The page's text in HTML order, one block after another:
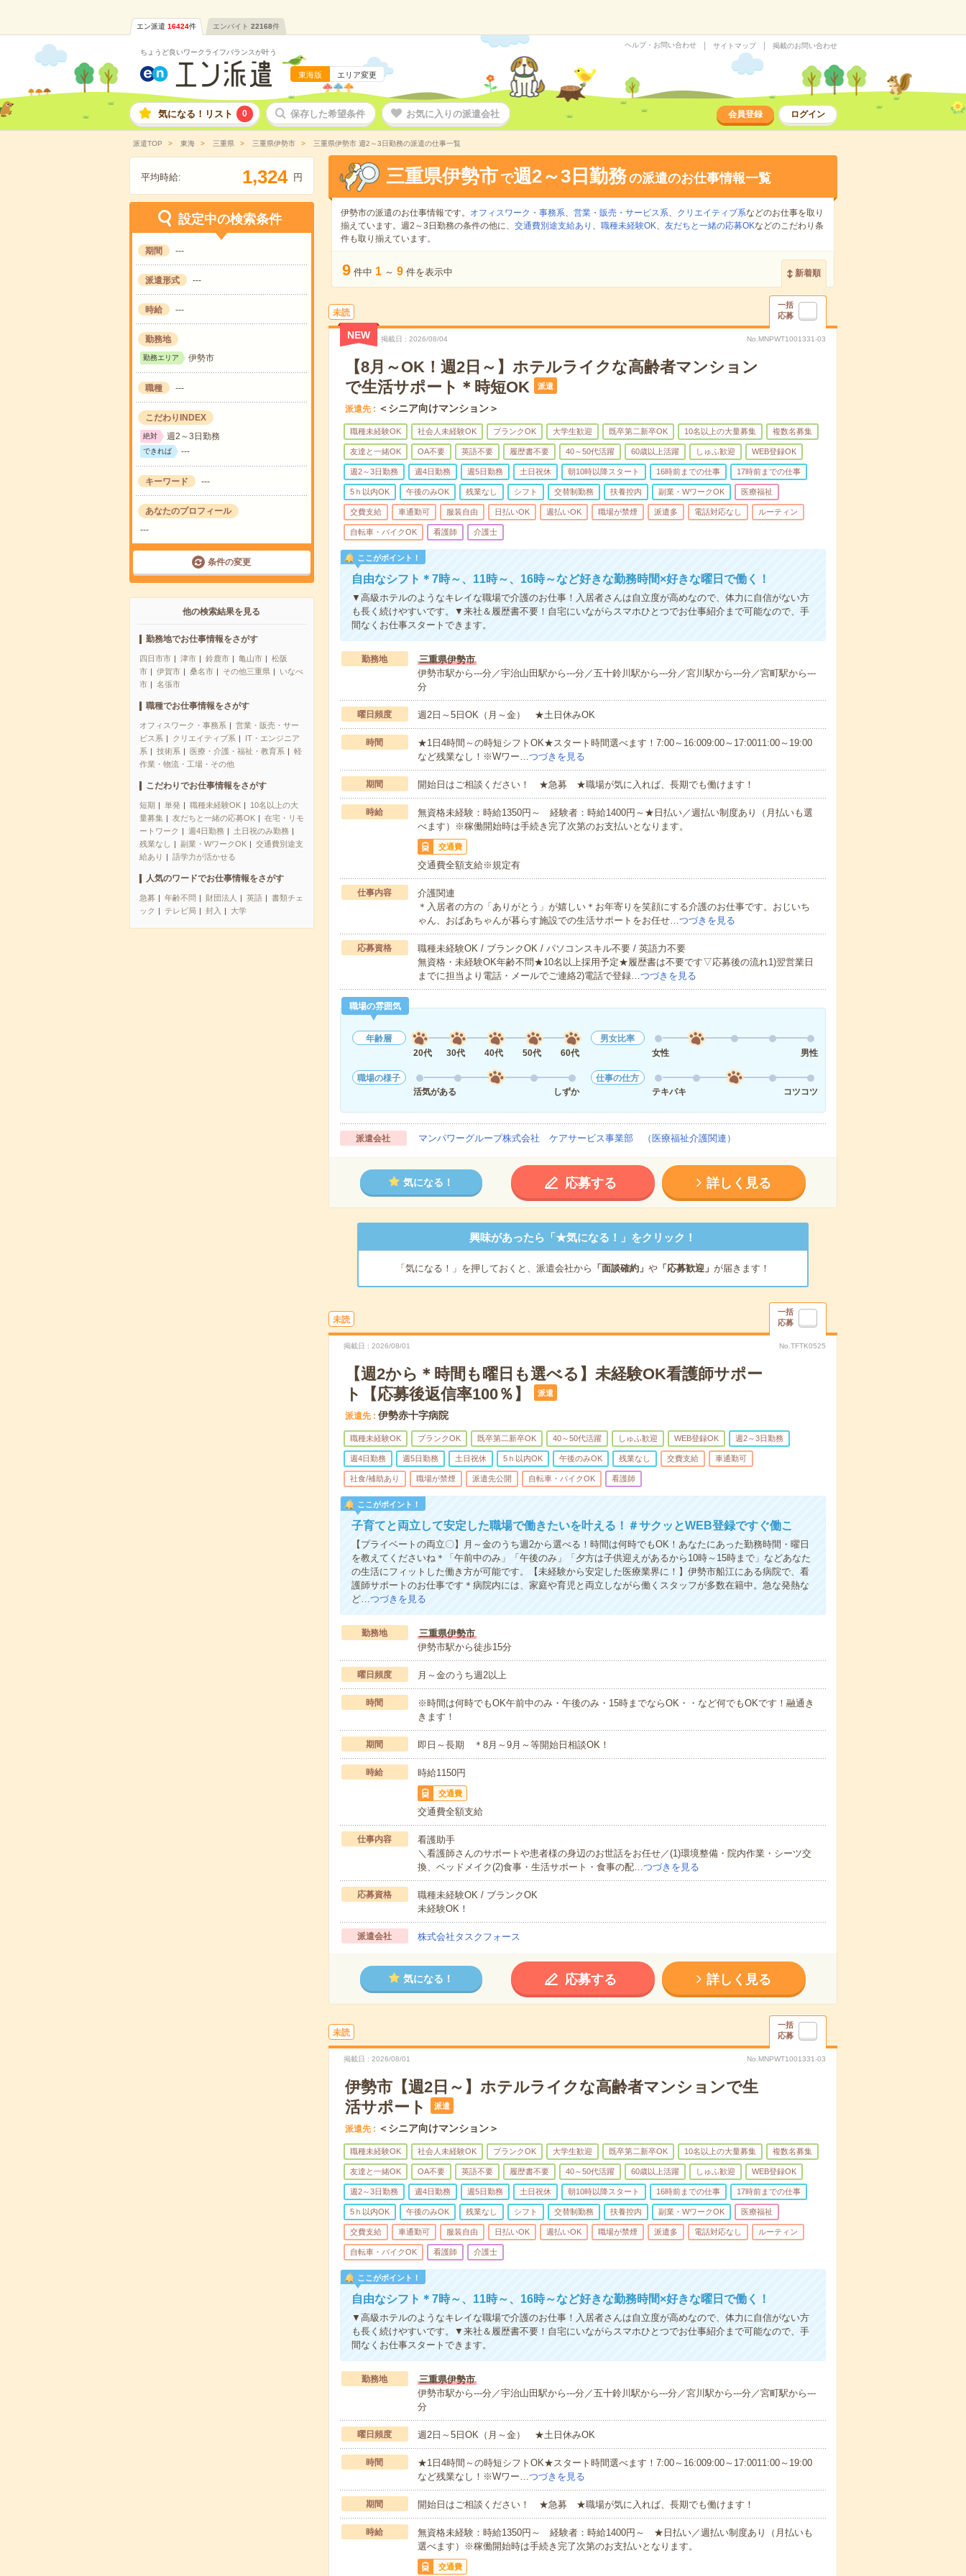
エン派遣 16424件 エンバイト 22168件
ちょうど良いワークライフバランスが叶う
東海版 エリア変更
ヘルプ・お問い合わせ サイトマップ 掲載のお問い合わせ
気になる！リスト 0 保存した希望条件 お気に入りの派遣会社 会員登録 ログイン
派遣TOP 東海 三重県 三重県伊勢市 三重県伊勢市 週2～3日勤務の派遣の仕事一覧
平均時給: 1,324 円
設定中の検索条件
期間 ---
派遣形式 ---
時給 ---
勤務地
勤務エリア 伊勢市
職種 ---
こだわりINDEX
絶対 週2～3日勤務
できれば ---
キーワード ---
あなたのプロフィール
---
条件の変更
他の検索結果を見る
勤務地でお仕事情報をさがす
四日市市 津市 鈴鹿市 亀山市
松阪
市
伊賀市 桑名市 その他三重県
いなべ
市
名張市
職種でお仕事情報をさがす
オフィスワーク・事務系
営業・販売・サー
ビス系
クリエイティブ系
IT・エンジニア
系
技術系 医療・介護・福祉・教育系
軽
作業・物流・工場・その他
こだわりでお仕事情報をさがす
短期 単発 職種未経験OK
10名以上の大
量募集
友だちと一緒の応募OK
在宅・リモ
ートワーク
週4日勤務
土日祝のみ勤務
残業なし
副業・WワークOK
交通費別途支
給あり
語学力が活かせる
人気のワードでお仕事情報をさがす
急募 年齢不問 財団法人 英語
書類チェ
ック
テレビ局 封入 大学
三重県伊勢市 で週2～3日勤務の派遣のお仕事情報一覧
伊勢市の派遣のお仕事情報です。 オフィスワーク・事務系、 営業・販売・サービス系、 クリエイティブ系などのお仕事を取り
揃えています。週2～3日勤務の条件の他に、 交通費別途支給あり 、 職種未経験OK、 友だちと一緒の応募OKなどのこだわり条
件も取り揃えています。
9 件中 1 ～ 9 件を表示中 新着順
未読
一括
応募
NEW 掲載日 2026/08/04 No.MNPWT1001331-03
【8月～OK！週2日～】ホテルライクな高齢者マンション
で生活サポート＊時短OK
派遣
派遣先 ＜シニア向けマンション＞
職種未経験OK 社会人未経験OK ブランクOK 大学生歓迎 既卒第二新卒OK 10名以上の大量募集 複数名募集
友達と一緒OK OA不要 英語不要 履歴書不要 40～50代活躍 60歳以上活躍 しゅふ歓迎 WEB登録OK
週2～3日勤務 週4日勤務 週5日勤務 土日祝休 朝10時以降スタート 16時前までの仕事 17時前までの仕事
5ｈ以内OK 午後のみOK 残業なし シフト 交替制勤務 扶養控内 副業・WワークOK 医療福祉
交費支給 車通勤可 服装自由 日払いOK 週払いOK 職場が禁煙 派遣多 電話対応なし ルーティン
自転車・バイクOK 看護師 介護士
ここがポイント！
自由なシフト＊7時～、11時～、16時～など好きな勤務時間×好きな曜日で働く！
▼高級ホテルのようなキレイな職場で介護のお仕事！入居者さんは自立度が高めなので、体力に自信がない方
も長く続けやすいです。▼来社＆履歴書不要！自宅にいながらスマホひとつでお仕事紹介まで可能なので、手
間なくお仕事スタートできます。
勤務地
三重県伊勢市
伊勢市駅から---分／宇治山田駅から---分／五十鈴川駅から---分／宮川駅から---分／宮町駅から---
分
曜日頻度 週2日～5日OK（月～金） ★土日休みOK
時間
★1日4時間～の時短シフトOK★スタート時間選べます！7:00～16:009:00～17:0011:00～19:00
など残業なし！※Wワー…つづきを見る
期間 開始日はご相談ください！ ★急募 ★職場が気に入れば、長期でも働けます！
時給
無資格未経験：時給1350円～ 経験者：時給1400円～★日払い／週払い制度あり（月払いも選
べます）※稼働開始時は手続き完了次第のお支払いとなります。
交通費
交通費全額支給※規定有
仕事内容
介護関連
＊入居者の方の「ありがとう」が嬉しい＊お年寄りを笑顔にする介護のお仕事です。おじいち
ゃん、おばあちゃんが暮らす施設での生活サポートをお任せ…つづきを見る
応募資格
職種未経験OK / ブランクOK / パソコンスキル不要 / 英語力不要
無資格・未経験OK年齢不問★10名以上採用予定★履歴書は不要です▽応募後の流れ1)翌営業日
までに担当より電話・メールでご連絡2)電話で登録…つづきを見る
職場の雰囲気
年齢層
20代
30代 40代 50代 60代
男女比率
女性
男性
職場の様子
活気がある
しずか
仕事の仕方
テキパキ
コツコツ
派遣会社 マンパワーグループ株式会社 ケアサービス事業部 （医療福祉介護関連）
気になる！ 応募する 詳しく見る
興味があったら「★気になる！」をクリック！
「気になる！」を押しておくと、派遣会社から 「面談確約」 や「応募歓迎」 が届きます！
未読
一括
応募
掲載日 2026/08/01 No.TFTK0525
【週2から＊時間も曜日も選べる】未経験OK看護師サポー
ト【応募後返信率100％】
派遣
派遣先 伊勢赤十字病院
職種未経験OK ブランクOK 既卒第二新卒OK 40～50代活躍 しゅふ歓迎 WEB登録OK 週2～3日勤務
週4日勤務 週5日勤務 土日祝休 5ｈ以内OK 午後のみOK 残業なし 交費支給 車通勤可
社食/補助あり 職場が禁煙 派遣先公開 自転車・バイクOK 看護師
ここがポイント！
子育てと両立して安定した職場で働きたいを叶える！＃サクッとWEB登録ですぐ働こ
【プライベートの両立〇】月～金のうち週2から選べる！時間は何時でもOK！あなたにあった勤務時間・曜日
を教えてくださいね＊「午前中のみ」「午後のみ」「夕方は子供迎えがあるから10時～15時まで」などあなた
の生活にフィットした働き方が可能です。【未経験から安定した医療業界に！】伊勢市船江にある病院で、看
護師サポートのお仕事です＊病院内には、家庭や育児と両立しながら働くスタッフが多数在籍中。急な発熱な
ど…つづきを見る
勤務地
三重県伊勢市
伊勢市駅から徒歩15分
曜日頻度 月～金のうち週2以上
時間
※時間は何時でもOK午前中のみ・午後のみ・15時までならOK・・など何でもOKです！融通き
きます！
期間 即日～長期 ＊8月～9月～等開始日相談OK！
時給 時給1150円
交通費
交通費全額支給
仕事内容
看護助手
＼看護師さんのサポートや患者様の身辺のお世話をお任せ／(1)環境整備・院内作業・シーツ交
換、ベッドメイク(2)食事・生活サポート・食事の配…つづきを見る
応募資格
職種未経験OK / ブランクOK
未経験OK！
派遣会社 株式会社タスクフォース
気になる！ 応募する 詳しく見る
未読
一括
応募
掲載日 2026/08/01 No.MNPWT1001331-03
伊勢市【週2日～】ホテルライクな高齢者マンションで生
活サポート
派遣
派遣先 ＜シニア向けマンション＞
職種未経験OK 社会人未経験OK ブランクOK 大学生歓迎 既卒第二新卒OK 10名以上の大量募集 複数名募集
友達と一緒OK OA不要 英語不要 履歴書不要 40～50代活躍 60歳以上活躍 しゅふ歓迎 WEB登録OK
週2～3日勤務 週4日勤務 週5日勤務 土日祝休 朝10時以降スタート 16時前までの仕事 17時前までの仕事
5ｈ以内OK 午後のみOK 残業なし シフト 交替制勤務 扶養控内 副業・WワークOK 医療福祉
交費支給 車通勤可 服装自由 日払いOK 週払いOK 職場が禁煙 派遣多 電話対応なし ルーティン
自転車・バイクOK 看護師 介護士
ここがポイント！
自由なシフト＊7時～、11時～、16時～など好きな勤務時間×好きな曜日で働く！
▼高級ホテルのようなキレイな職場で介護のお仕事！入居者さんは自立度が高めなので、体力に自信がない方
も長く続けやすいです。▼来社＆履歴書不要！自宅にいながらスマホひとつでお仕事紹介まで可能なので、手
間なくお仕事スタートできます。
勤務地
三重県伊勢市
伊勢市駅から---分／宇治山田駅から---分／五十鈴川駅から---分／宮川駅から---分／宮町駅から---
分
曜日頻度 週2日～5日OK（月～金） ★土日休みOK
時間
★1日4時間～の時短シフトOK★スタート時間選べます！7:00～16:009:00～17:0011:00～19:00
など残業なし！※Wワー…つづきを見る
期間 開始日はご相談ください！ ★急募 ★職場が気に入れば、長期でも働けます！
時給
無資格未経験：時給1350円～ 経験者：時給1400円～ ★日払い／週払い制度あり（月払いも
選べます）※稼働開始時は手続き完了次第のお支払いとなります。
交通費